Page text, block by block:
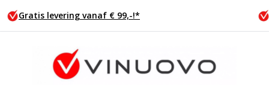
Ga naar de inhoud
Vandaag besteld, morgen verzonden!